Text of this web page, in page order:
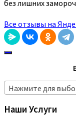
без лишних
Все отзывы на
Нажмите для
Наши Услуги